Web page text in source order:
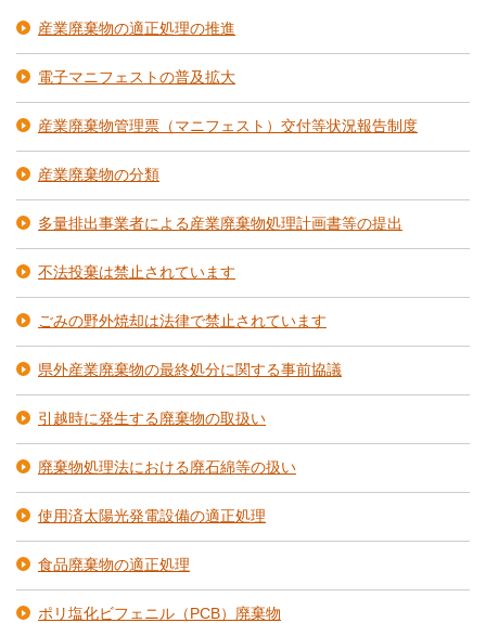
産業廃棄物の適正処理の推進
電子マニフェストの普及拡大
産業廃棄物管理票（マニフェスト）交付等状況報告制度
産業廃棄物の分類
多量排出事業者による産業廃棄物処理計画書等の提出
不法投棄は禁止されています
ごみの野外焼却は法律で禁止されています
県外産業廃棄物の最終処分に関する事前協議
引越時に発生する廃棄物の取扱い
廃棄物処理法における廃石綿等の扱い
使用済太陽光発電設備の適正処理
食品廃棄物の適正処理
ポリ塩化ビフェニル（PCB）廃棄物